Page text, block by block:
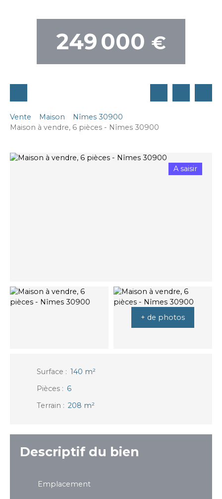
249 000 €
Vente Maison
Nîmes 30900
Maison à vendre, 6 pièces - Nîmes 30900
A saisir
+ de photos
Surface : 140 m²
Pièces : 6
Terrain : 208 m²
Descriptif du bien
Emplacement